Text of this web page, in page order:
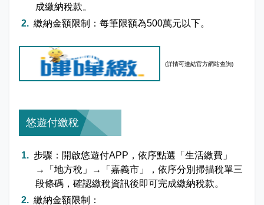
成繳納稅款。
繳納金額限制：每筆限額為500萬元以下。
(詳情可連結官方網站查詢)
悠遊付繳稅
步驟：開啟悠遊付APP，依序點選「生活繳費」
→「地方稅」→「嘉義市」，依序分別掃描稅單三
段條碼，確認繳稅資訊後即可完成繳納稅款。
繳納金額限制：